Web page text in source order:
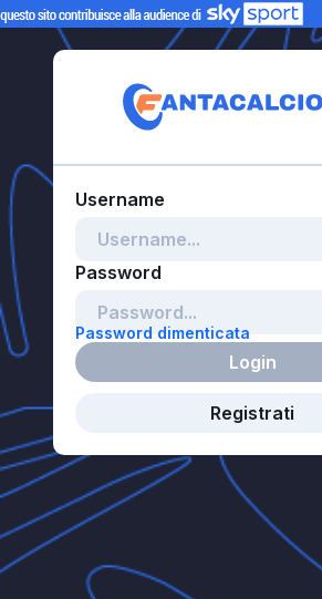
Password dimenticata
Login
Registrati